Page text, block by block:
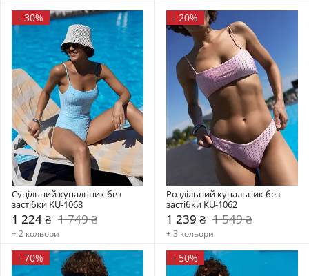
- 30%
Суцільний купальник без
застібки KU-1068
1 224 ₴ 1 749 ₴
+ 2 кольори
- 20%
Роздільний купальник без
застібки KU-1062
1 239 ₴ 1 549 ₴
+ 3 кольори
- 70% - 50%